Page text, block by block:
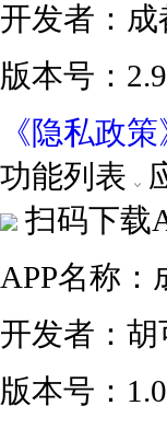
开发者：
版本号：
《隐私政策
功能列表
扫码下载
APP名称：
开发者：胡
版本号：